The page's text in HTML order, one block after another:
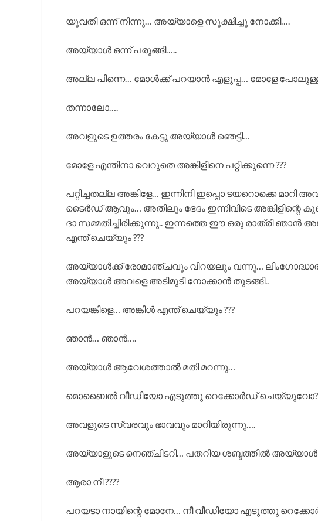
യുവതി ഒന്ന് നിന്നു… അയ്യാളെ സൂക്ഷിച്ചു നോക്കി….
അയ്യാൾ ഒന്ന് പരുങ്ങി…..
അല്ല പിന്നെ… മോൾക്ക് പറയാൻ എളുപ്പ… മോളേ
തന്നാലോ….
അവളുടെ ഉത്തരം കേട്ടു അയ്യാൾ ഞെട്ടി…
മോളേ എന്തിനാ വെറുതെ അങ്കിളിനെ പറ്റിക്കുന്നെ ???
പറ്റിച്ചതല്ല അങ്കിളേ… ഇന്നിനി ഇപ്പൊ ടയറൊക്കെ
ടൈർഡ് ആവും… അതിലും ഭേദം ഇന്നിവിടെ
ദാ സമ്മതിച്ചിരിക്കുന്നു.. ഇന്നത്തെ ഈ ഒരു രാത്രി ഞാൻ
എന്ത് ചെയ്യും ???
അയ്യാൾക്ക് രോമാഞ്ചവും വിറയലും വന്നു…
അയ്യാൾ അവളെ അടിമുടി നോക്കാൻ തുടങ്ങി..
പറയങ്കിളെ… അങ്കിൾ എന്ത് ചെയ്യും ???
ഞാൻ… ഞാൻ….
അയ്യാൾ ആവേശത്താൽ മതി മറന്നു…
മൊബൈൽ വീഡിയോ എടുത്തു റെക്കോർഡ് ചെയ്യുവോ?
അവളുടെ സ്വരവും ഭാവവും മാറിയിരുന്നു….
അയ്യാളുടെ നെഞ്ചിടറി… പതറിയ ശബ്ദത്തിൽ അയ്യാൾ
ആരാ നീ ????
പറയടാ നായിന്റെ മോനേ… നീ വീഡിയോ എടുത്തു